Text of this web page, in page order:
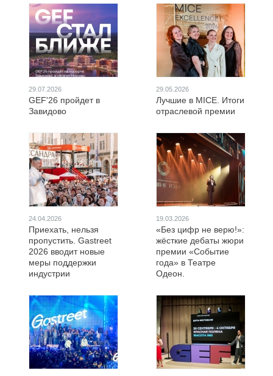
29.07.2026
GEF'26 пройдет в
Завидово
29.05.2026
Лучшие в MICE. Итоги
отраслевой премии
24.04.2026
Приехать, нельзя
пропустить. Gastreet
2026 вводит новые
меры поддержки
индустрии
19.03.2026
«Без цифр не верю!»:
жёсткие дебаты жюри
премии «Событие
года» в Театре
Одеон.